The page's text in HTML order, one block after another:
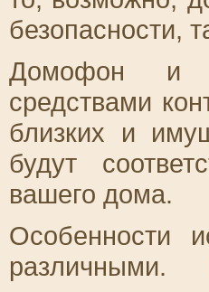
безопасности,
Домофон и
средствами
близких и
будут
вашего дома.
Особенности